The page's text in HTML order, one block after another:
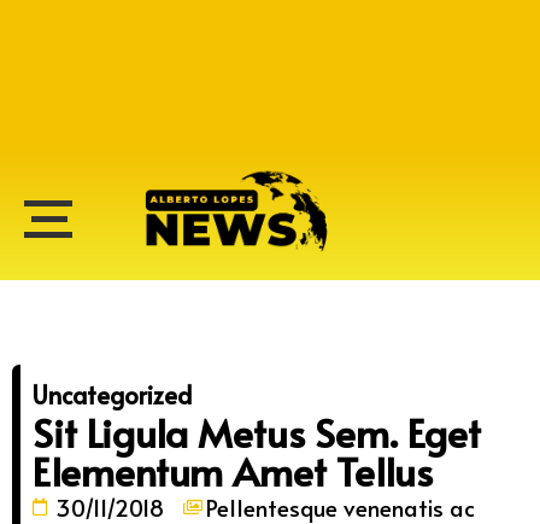
Uncategorized
Sit Ligula Metus Sem. Eget
Elementum Amet Tellus
30/11/2018 Pellentesque venenatis ac